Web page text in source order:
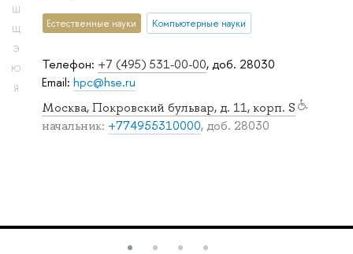
Ш
Щ
Э
Ю
Я
Телефон: +7 (495) 531-00-00, доб. 28030
Email: hpc@hse.ru
Москва, Покровский бульвар, д. 11, корп. S
начальник: +774955310000, доб. 28030
Естественные науки Компьютерные науки